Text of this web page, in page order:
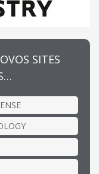
SITES